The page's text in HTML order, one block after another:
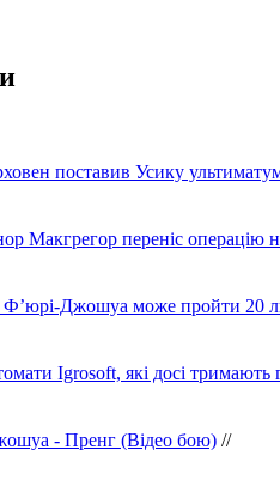
поставив Усику
Макгрегор переніс операцію
Ф’юрі-Джошуа може пройти 20
Igrosoft, які досі
- Пренг (Відео бою) //